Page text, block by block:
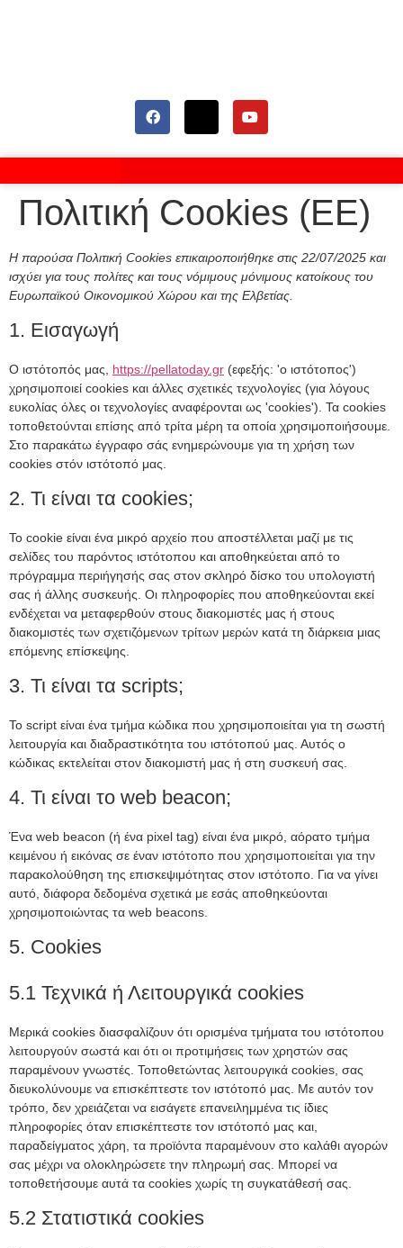
Πολιτική Cookies (ΕΕ)
Η παρούσα Πολιτική Cookies επικαιροποιήθηκε στις 22/07/2025 και
ισχύει για τους πολίτες και τους νόμιμους μόνιμους κατοίκους του
Ευρωπαϊκού Οικονομικού Χώρου και της Ελβετίας.
1. Εισαγωγή
Ο ιστότοπός μας, https://pellatoday.gr (εφεξής: 'ο ιστότοπος')
χρησιμοποιεί cookies και άλλες σχετικές τεχνολογίες (για λόγους
ευκολίας όλες οι τεχνολογίες αναφέρονται ως 'cookies'). Τα cookies
τοποθετούνται επίσης από τρίτα μέρη τα οποία χρησιμοποιήσουμε.
Στο παρακάτω έγγραφο σάς ενημερώνουμε για τη χρήση των
cookies στόν ιστότοπό μας.
2. Τι είναι τα cookies;
Το cookie είναι ένα μικρό αρχείο που αποστέλλεται μαζί με τις
σελίδες του παρόντος ιστότοπου και αποθηκεύεται από το
πρόγραμμα περιήγησής σας στον σκληρό δίσκο του υπολογιστή
σας ή άλλης συσκευής. Οι πληροφορίες που αποθηκεύονται εκεί
ενδέχεται να μεταφερθούν στους διακομιστές μας ή στους
διακομιστές των σχετιζόμενων τρίτων μερών κατά τη διάρκεια μιας
επόμενης επίσκεψης.
3. Τι είναι τα scripts;
Το script είναι ένα τμήμα κώδικα που χρησιμοποιείται για τη σωστή
λειτουργία και διαδραστικότητα του ιστότοπού μας. Αυτός ο
κώδικας εκτελείται στον διακομιστή μας ή στη συσκευή σας.
4. Τι είναι το web beacon;
Ένα web beacon (ή ένα pixel tag) είναι ένα μικρό, αόρατο τμήμα
κειμένου ή εικόνας σε έναν ιστότοπο που χρησιμοποιείται για την
παρακολούθηση της επισκεψιμότητας στον ιστότοπο. Για να γίνει
αυτό, διάφορα δεδομένα σχετικά με εσάς αποθηκεύονται
χρησιμοποιώντας τα web beacons.
5. Cookies
5.1 Τεχνικά ή Λειτουργικά cookies
Μερικά cookies διασφαλίζουν ότι ορισμένα τμήματα του ιστότοπου
λειτουργούν σωστά και ότι οι προτιμήσεις των χρηστών σας
παραμένουν γνωστές. Τοποθετώντας λειτουργικά cookies, σας
διευκολύνουμε να επισκέπτεστε τον ιστότοπό μας. Με αυτόν τον
τρόπο, δεν χρειάζεται να εισάγετε επανειλημμένα τις ίδιες
πληροφορίες όταν επισκέπτεστε τον ιστότοπό μας και,
παραδείγματος χάρη, τα προϊόντα παραμένουν στο καλάθι αγορών
σας μέχρι να ολοκληρώσετε την πληρωμή σας. Μπορεί να
τοποθετήσουμε αυτά τα cookies χωρίς τη συγκατάθεσή σας.
5.2 Στατιστικά cookies